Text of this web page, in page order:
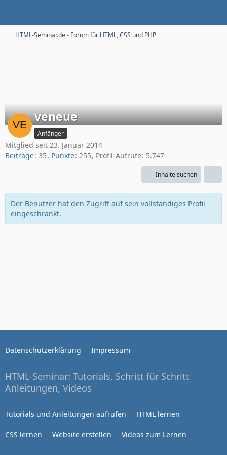
HTML-Seminar.de - Forum für HTML, CSS und PHP
veneue
Anfänger
Mitglied seit 23. Januar 2014
Beiträge 35 Punkte 255 Profil-Aufrufe 5.747
Inhalte suchen
Der Benutzer hat den Zugriff auf sein vollständiges Profil
eingeschränkt.
Datenschutzerklärung Impressum
HTML-Seminar: Tutorials, Schritt für Schritt
Anleitungen, Videos
Tutorials und Anleitungen aufrufen HTML lernen
CSS lernen Website erstellen Videos zum Lernen